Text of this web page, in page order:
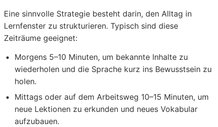
Eine sinnvolle Strategie besteht darin, den Alltag in
Lernfenster zu strukturieren. Typisch sind diese
Zeiträume geeignet:
Morgens 5–10 Minuten, um bekannte Inhalte zu
wiederholen und die Sprache kurz ins Bewusstsein zu
holen.
Mittags oder auf dem Arbeitsweg 10–15 Minuten, um
neue Lektionen zu erkunden und neues Vokabular
aufzubauen.